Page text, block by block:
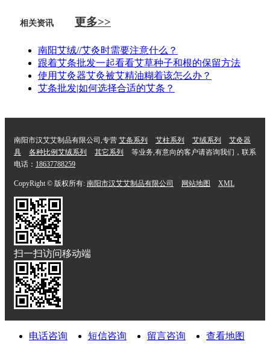
相关资讯 更多>>
南阳艾绒//艾灸时需要注意什么？
跟着艾条批发一起看看艾草种子和根的保留方法
使用艾灸器艾灸被艾精油糊着该怎么办？
艾条批发|如何选择合适的艾条？
南阳市汉艾艾制品有限公司,专营 艾条系列 艾柱系列 艾绒系列
艾灸器
具
各种比例艾绒系列 其它系列
等业务,有意向的客户请咨询我们，联系
电话： 18637788259
CopyRight © 版权所有: 南阳市汉艾艾制品有限公司 网站地图 XML
扫一扫访问移动端
电话咨询 短信咨询 留言咨询 查看地图